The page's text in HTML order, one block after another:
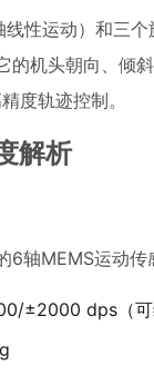
性运动）和三
机头朝向、倾
度轨迹控制。
解析
轴MEMS运动传
±2000 dps（可